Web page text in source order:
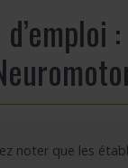
gestionnaires
recherche
CRIR
Ateliers –
Programme «
Carrefour des
noter que les